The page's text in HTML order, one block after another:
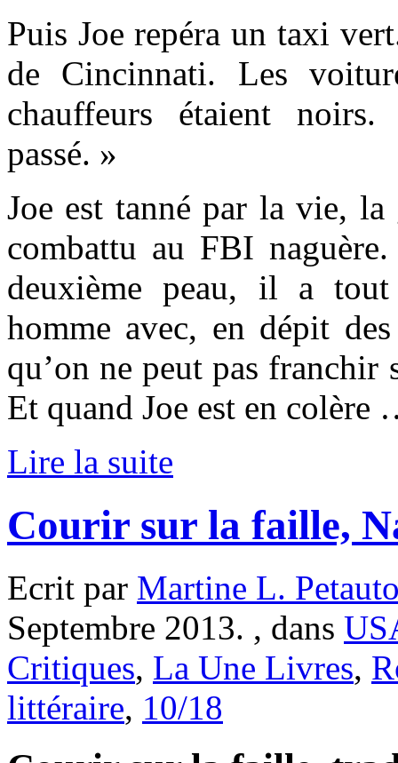
Puis Joe repéra un taxi
de Cincinnati. Les
chauffeurs étaient
passé. »
Joe est tanné par la vie,
combattu au FBI
deuxième peau, il a
homme avec, en dépit
qu’on ne peut pas franchir
Et quand Joe est en colère
Lire la suite
Courir sur la faille,
Ecrit par Martine L.
Septembre 2013. , dans
Critiques, La Une Livres,
littéraire, 10/18